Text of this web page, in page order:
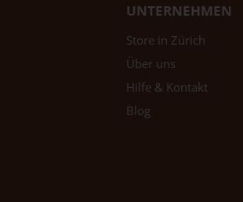
UNTERNEHMEN
Store in Zürich
Über uns
Hilfe & Kontakt
Blog